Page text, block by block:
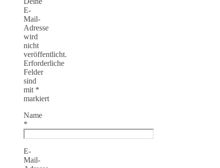
E-
Mail-
Adresse
wird
nicht
veröffentlicht.
Erforderliche
Felder
sind
mit *
markiert
Name
*
E-
Mail-